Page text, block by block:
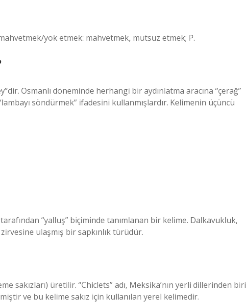
yok etmek: mahvetmek, mutsuz etmek; P.
Osmanlı döneminde herhangi bir aydınlatma aracına “çerağ”
söndürmek” ifadesini kullanmışlardır. Kelimenin üçüncü
“yalluş” biçiminde tanımlanan bir kelime. Dalkavukluk,
ulaşmış bir sapkınlık türüdür.
sakızları) üretilir. “Chiclets” adı, Meksika’nın yerli dillerinden biri
ve bu kelime sakız için kullanılan yerel kelimedir.